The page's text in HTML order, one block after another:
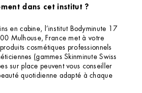
dans cet institut ?
en cabine, l’institut Bodyminute 17
Mulhouse, France met à votre
cosmétiques professionnels
(gammes Skinminute Swiss
sur place peuvent vous conseiller
quotidienne adapté à chaque